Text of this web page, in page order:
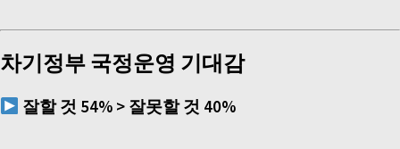
차기정부 국정운영 기대감
잘할 것 54% > 잘못할 것 40%